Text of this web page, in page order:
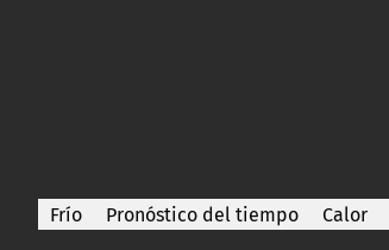
Frío Pronóstico del tiempo Calor